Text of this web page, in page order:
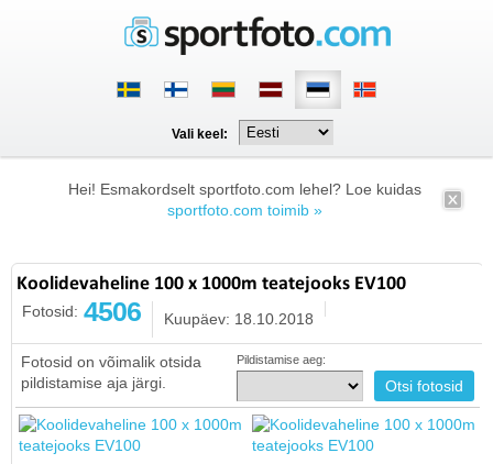
Vali keel:
Hei! Esmakordselt sportfoto.com lehel? Loe kuidas
sportfoto.com toimib »
Koolidevaheline 100 x 1000m teatejooks EV100
Fotosid: 4506 Kuupäev: 18.10.2018
Fotosid on võimalik otsida
pildistamise aja järgi.
Pildistamise aeg: